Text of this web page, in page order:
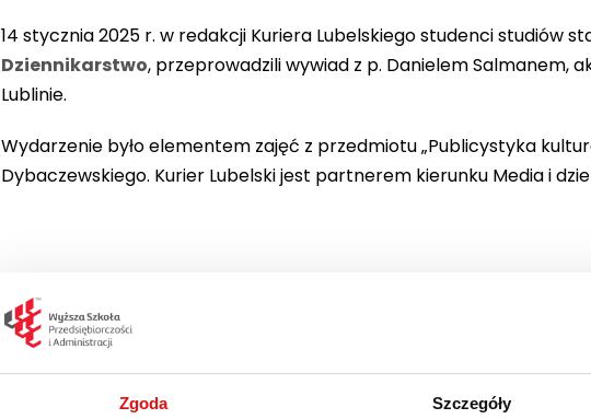
Zgoda Szczegóły
14 stycznia 2025 r. w redakcji Kuriera Lubelskiego studenci studiów
Dziennikarstwo, przeprowadzili wywiad z p. Danielem Salmanem,
Lublinie.
Wydarzenie było elementem zajęć z przedmiotu „Publicystyka
Dybaczewskiego. Kurier Lubelski jest partnerem kierunku Media i